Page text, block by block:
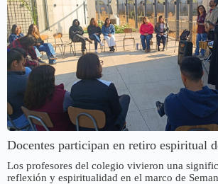
Docentes participan en retiro espiritual
Los profesores del colegio vivieron una
reflexión y espiritualidad en el marco de